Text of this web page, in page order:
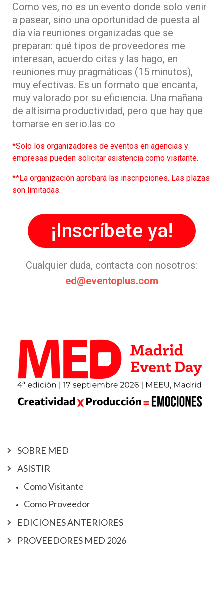
Como ves, no es un evento donde solo venir
a pasear, sino una oportunidad de puesta al
día vía reuniones organizadas que se
preparan: qué tipos de proveedores me
interesan, acuerdo citas y las hago, en
reuniones muy pragmáticas (15 minutos),
muy efectivas. Es un formato que encanta,
muy valorado por su eficiencia. Una mañana
de altísima productividad, pero que hay que
tomarse en serio.las co
*Solo los organizadores de eventos en agencias y
empresas pueden solicitar asistencia como visitante.
**La organización aprobará las inscripciones. Las plazas
son limitadas.
¡Inscríbete ya!
Cualquier duda, contacta con nosotros:
ed@eventoplus.com
SOBRE MED
ASISTIR
Como Visitante
Como Proveedor
EDICIONES ANTERIORES
PROVEEDORES MED 2026